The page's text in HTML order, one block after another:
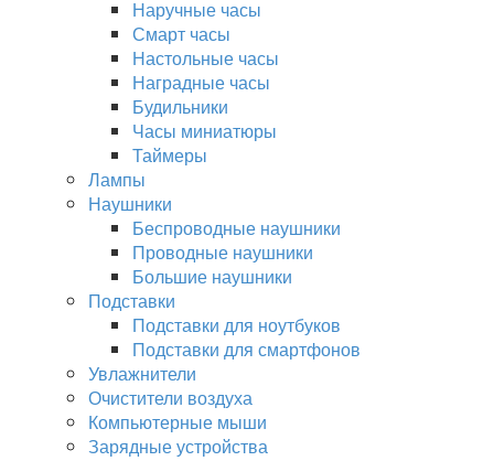
Наручные часы
Смарт часы
Настольные часы
Наградные часы
Будильники
Часы миниатюры
Таймеры
Лампы
Наушники
Беспроводные наушники
Проводные наушники
Большие наушники
Подставки
Подставки для ноутбуков
Подставки для смартфонов
Увлажнители
Очистители воздуха
Компьютерные мыши
Зарядные устройства